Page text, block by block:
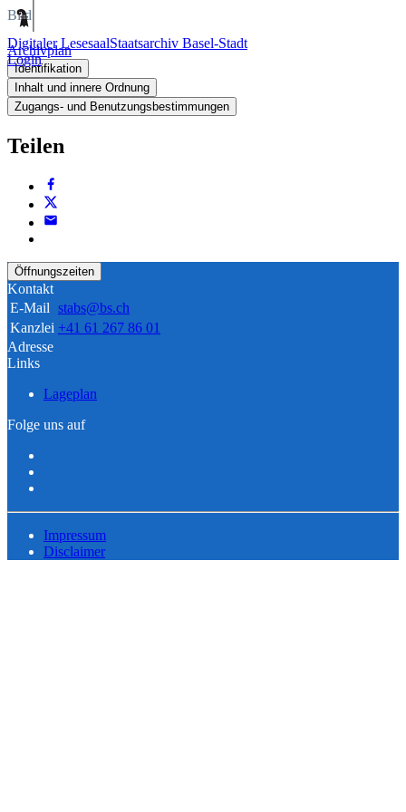
Digitaler LesesaalStaatsarchiv Basel-Stadt
Login
Bild
Archivplan
Identifikation
Inhalt und innere Ordnung
Zugangs- und Benutzungsbestimmungen
Teilen
Öffnungszeiten
Kontakt
E-Mail stabs@bs.ch
Kanzlei +41 61 267 86 01
Adresse
Links
Lageplan
Folge uns auf
Impressum
Disclaimer